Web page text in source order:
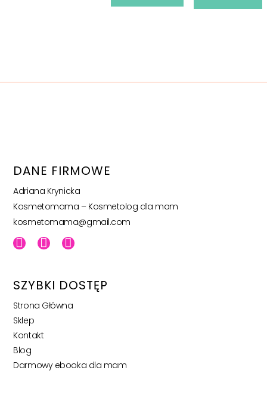
DANE FIRMOWE
Adriana Krynicka
Kosmetomama – Kosmetolog dla mam
kosmetomama@gmail.com
SZYBKI DOSTĘP
Strona Główna
Sklep
Kontakt
Blog
Darmowy ebooka dla mam